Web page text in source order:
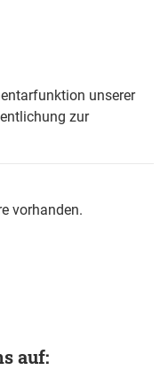
unserer
zur
vorhanden.
auf: